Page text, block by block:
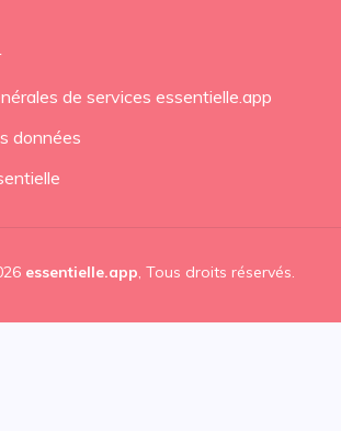
de services essentielle.app
données
essentielle.app, Tous droits réservés.